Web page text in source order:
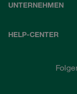
UNTERNEHMEN
HELP-CENTER